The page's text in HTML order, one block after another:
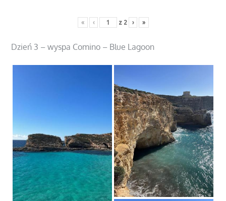
« ‹ z 2 › »
Dzień 3 – wyspa Comino – Blue Lagoon